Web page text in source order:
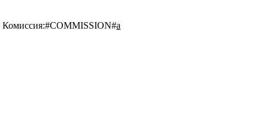
Комиссия:#COMMISSION#a